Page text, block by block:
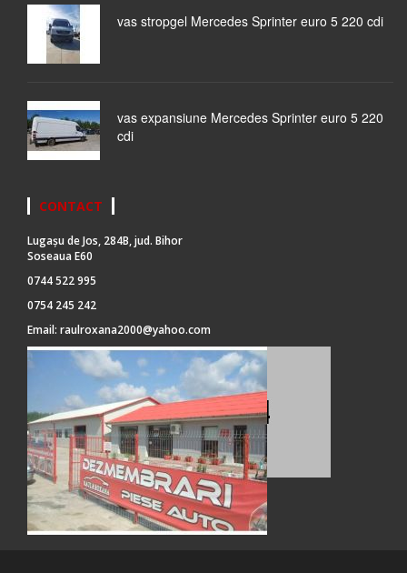
vas stropgel Mercedes Sprinter euro 5 220 cdi
vas expansiune Mercedes Sprinter euro 5 220
cdi
CONTACT
Lugașu de Jos, 284B, jud. Bihor
Soseaua E60
0744 522 995
0754 245 242
Email: raulroxana2000@yahoo.com